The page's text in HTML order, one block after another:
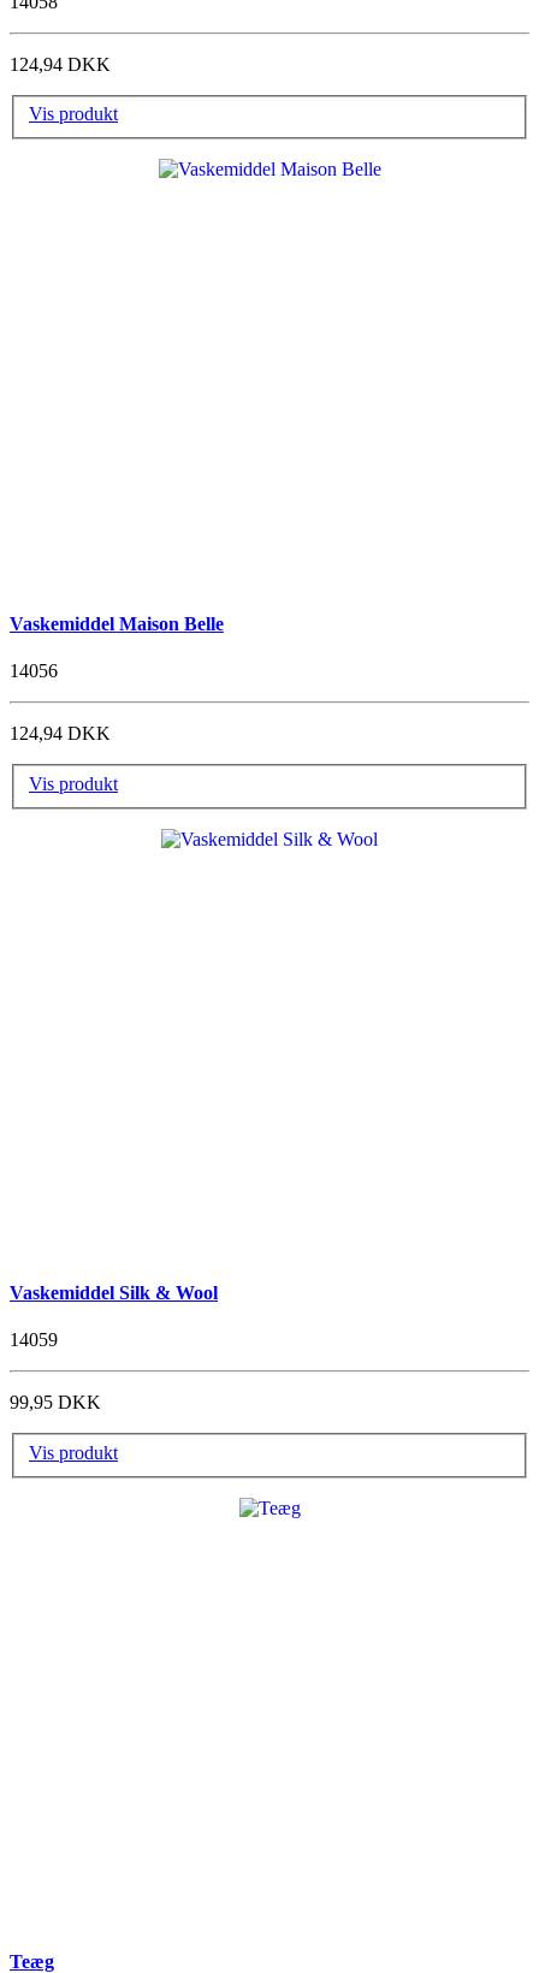
124,94 DKK
Vis produkt
Vaskemiddel Maison Belle
14056
124,94 DKK
Vis produkt
Vaskemiddel Silk & Wool
14059
99,95 DKK
Vis produkt
Teæg